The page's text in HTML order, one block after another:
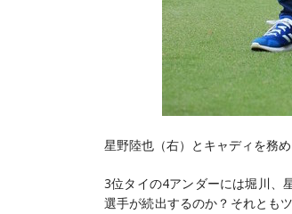
星野陸也（右）とキャディを務
3位タイの4アンダーには堀川、
選手が続出するのか？それとも